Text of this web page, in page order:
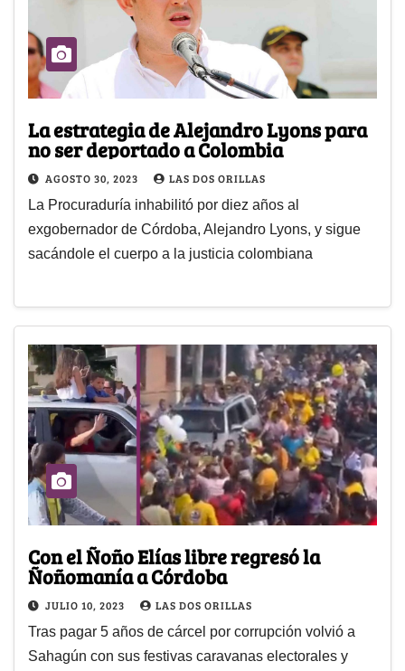
La estrategia de Alejandro Lyons para
no ser deportado a Colombia
AGOSTO 30, 2023 LAS DOS ORILLAS
La Procuraduría inhabilitó por diez años al
exgobernador de Córdoba, Alejandro Lyons, y sigue
sacándole el cuerpo a la justicia colombiana
Con el Ñoño Elías libre regresó la
Ñoñomanía a Córdoba
JULIO 10, 2023 LAS DOS ORILLAS
Tras pagar 5 años de cárcel por corrupción volvió a
Sahagún con sus festivas caravanas electorales y